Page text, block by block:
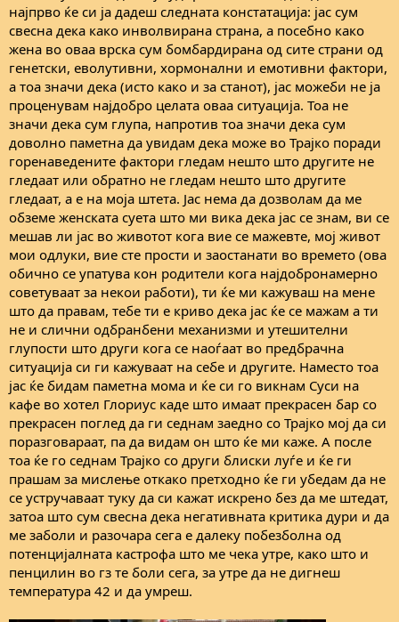
најпрво ќе си ја дадеш следната констатација: јас сум
свесна дека како инволвирана страна, а посебно како
жена во оваа врска сум бомбардирана од сите страни од
генетски, еволутивни, хормонални и емотивни фактори,
а тоа значи дека (исто како и за станот), јас можеби не ја
проценувам најдобро целата оваа ситуација. Тоа не
значи дека сум глупа, напротив тоа значи дека сум
доволно паметна да увидам дека може во Трајко поради
горенаведените фактори гледам нешто што другите не
гледаат или обратно не гледам нешто што другите
гледаат, а е на моја штета. Јас нема да дозволам да ме
обземе женската суета што ми вика дека јас се знам, ви се
мешав ли јас во животот кога вие се мажевте, мој живот
мои одлуки, вие сте прости и заостанати во времето (ова
обично се упатува кон родители кога најдобронамерно
советуваат за некои работи), ти ќе ми кажуваш на мене
што да правам, тебе ти е криво дека јас ќе се мажам а ти
не и слични одбранбени механизми и утешителни
глупости што други кога се наоѓаат во предбрачна
ситуација си ги кажуваат на себе и другите. Наместо тоа
јас ќе бидам паметна мома и ќе си го викнам Суси на
кафе во хотел Глориус каде што имаат прекрасен бар со
прекрасен поглед да ги седнам заедно со Трајко мој да си
поразговараат, па да видам он што ќе ми каже. А после
тоа ќе го седнам Трајко со други блиски луѓе и ќе ги
прашам за мислење откако претходно ќе ги убедам да не
се устручаваат туку да си кажат искрено без да ме штедат,
затоа што сум свесна дека негативната критика дури и да
ме заболи и разочара сега е далеку побезболна од
потенцијалната кастрофа што ме чека утре, како што и
пенцилин во гз те боли сега, за утре да не дигнеш
температура 42 и да умреш.